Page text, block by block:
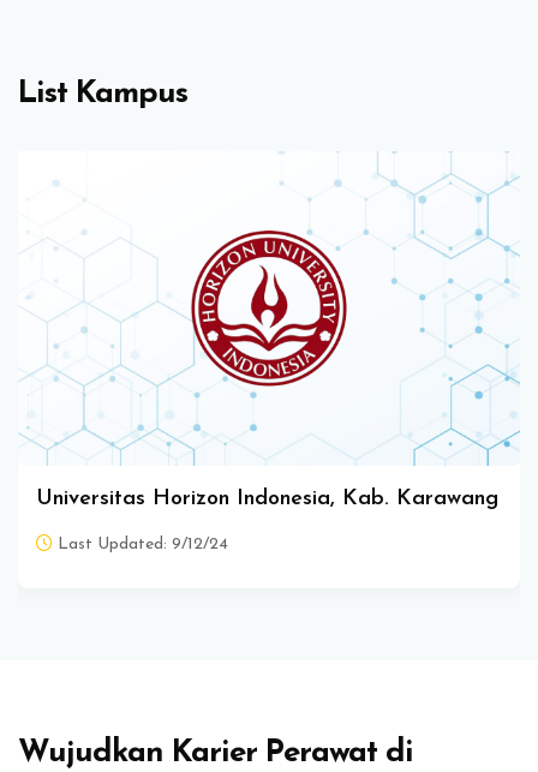
List Kampus
Universitas Horizon Indonesia, Kab. Karawang
Last Updated: 9/12/24
Wujudkan Karier Perawat di